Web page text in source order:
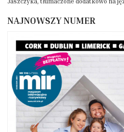
NAJNOWSZY NUMER